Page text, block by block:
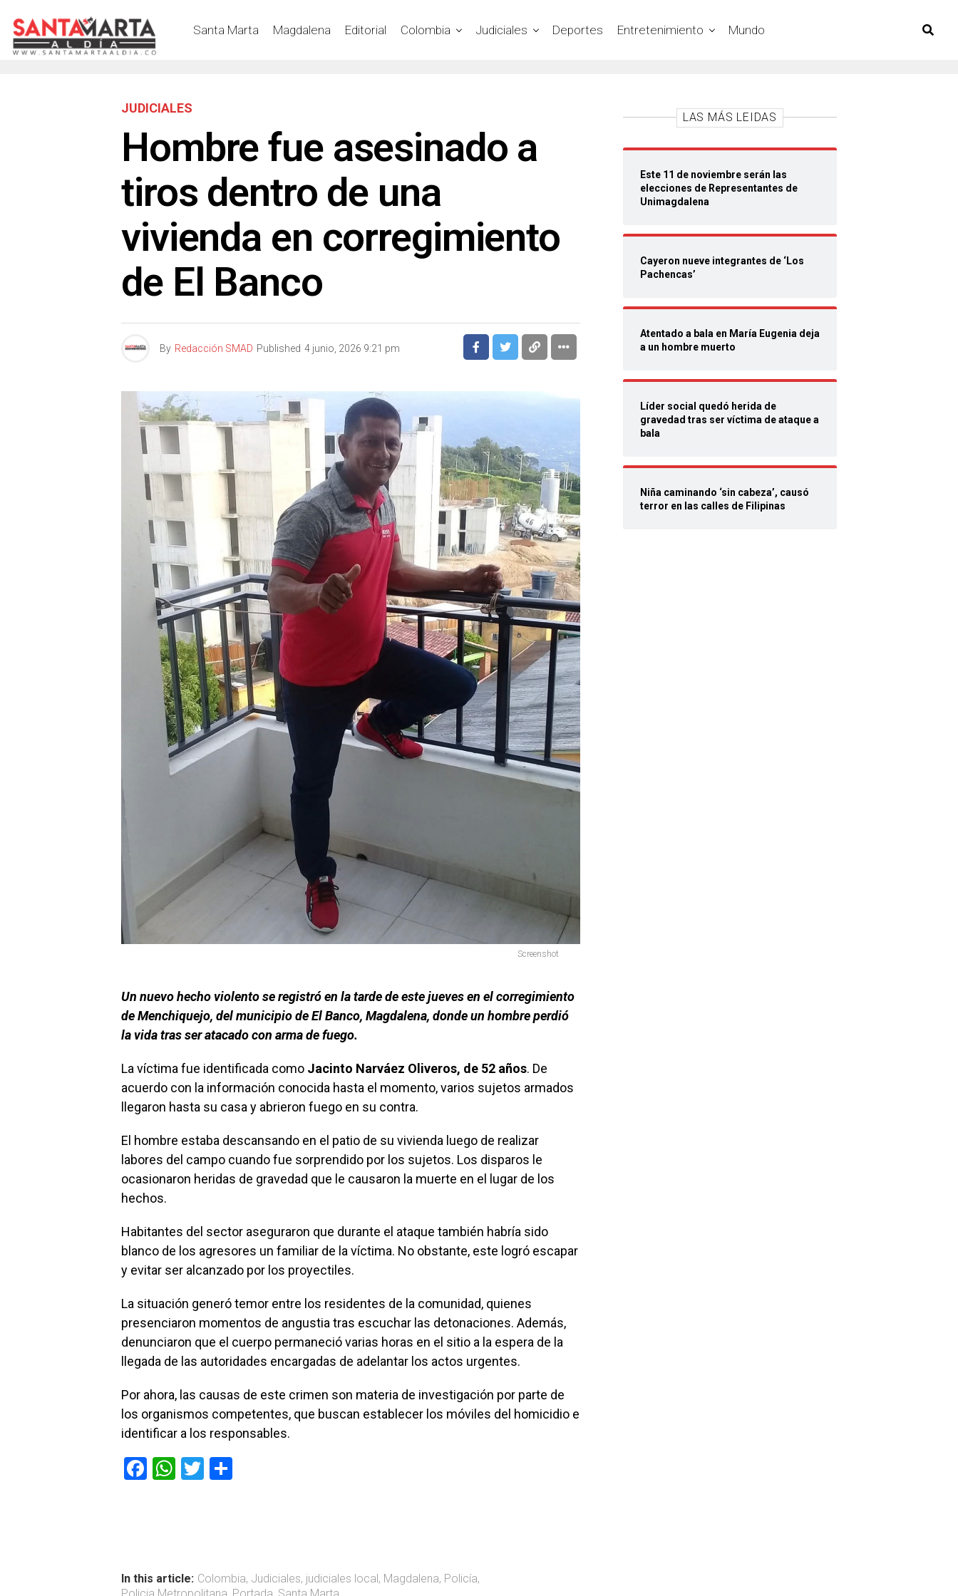
Santa Marta Magdalena Editorial Colombia Judiciales Deportes Entretenimiento Mundo
JUDICIALES
Hombre fue asesinado a
tiros dentro de una
vivienda en corregimiento
de El Banco
By Redacción SMAD Published 4 junio, 2026 9:21 pm
Screenshot
Un nuevo hecho violento se registró en la tarde de este jueves en el corregimiento
de Menchiquejo, del municipio de El Banco, Magdalena, donde un hombre perdió
la vida tras ser atacado con arma de fuego.
La víctima fue identificada como Jacinto Narváez Oliveros, de 52 años. De
acuerdo con la información conocida hasta el momento, varios sujetos armados
llegaron hasta su casa y abrieron fuego en su contra.
El hombre estaba descansando en el patio de su vivienda luego de realizar
labores del campo cuando fue sorprendido por los sujetos. Los disparos le
ocasionaron heridas de gravedad que le causaron la muerte en el lugar de los
hechos.
Habitantes del sector aseguraron que durante el ataque también habría sido
blanco de los agresores un familiar de la víctima. No obstante, este logró escapar
y evitar ser alcanzado por los proyectiles.
La situación generó temor entre los residentes de la comunidad, quienes
presenciaron momentos de angustia tras escuchar las detonaciones. Además,
denunciaron que el cuerpo permaneció varias horas en el sitio a la espera de la
llegada de las autoridades encargadas de adelantar los actos urgentes.
Por ahora, las causas de este crimen son materia de investigación por parte de
los organismos competentes, que buscan establecer los móviles del homicidio e
identificar a los responsables.
F
ok
W
p
T
tir
In this article: Colombia, Judiciales, judiciales local, Magdalena, Policía,
LAS MÁS LEIDAS
Este 11 de noviembre serán las
elecciones de Representantes de
Unimagdalena
Cayeron nueve integrantes de ‘Los
Pachencas’
Atentado a bala en María Eugenia deja
a un hombre muerto
Líder social quedó herida de
gravedad tras ser víctima de ataque a
bala
Niña caminando ‘sin cabeza’, causó
terror en las calles de Filipinas